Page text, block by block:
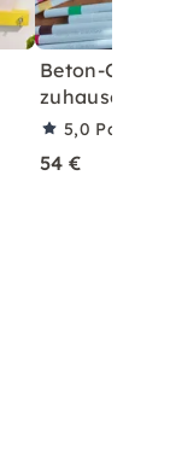
Beton-
zuhause mit
5,0
54 €